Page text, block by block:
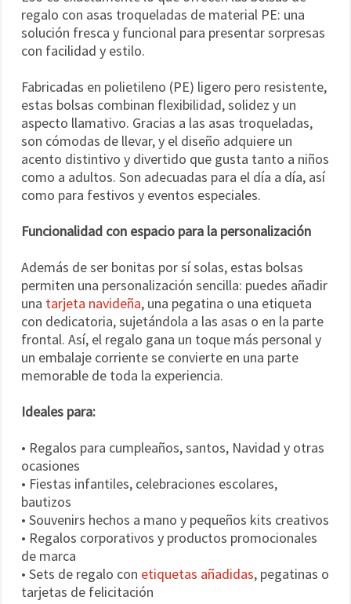
regalo con asas troqueladas de material PE: una
solución fresca y funcional para presentar sorpresas
con facilidad y estilo.
Fabricadas en polietileno (PE) ligero pero resistente,
estas bolsas combinan flexibilidad, solidez y un
aspecto llamativo. Gracias a las asas troqueladas,
son cómodas de llevar, y el diseño adquiere un
acento distintivo y divertido que gusta tanto a niños
como a adultos. Son adecuadas para el día a día, así
como para festivos y eventos especiales.
Funcionalidad con espacio para la personalización
Además de ser bonitas por sí solas, estas bolsas
permiten una personalización sencilla: puedes añadir
una tarjeta navideña, una pegatina o una etiqueta
con dedicatoria, sujetándola a las asas o en la parte
frontal. Así, el regalo gana un toque más personal y
un embalaje corriente se convierte en una parte
memorable de toda la experiencia.
Ideales para:
• Regalos para cumpleaños, santos, Navidad y otras
ocasiones
• Fiestas infantiles, celebraciones escolares,
bautizos
• Souvenirs hechos a mano y pequeños kits creativos
• Regalos corporativos y productos promocionales
de marca
• Sets de regalo con etiquetas añadidas, pegatinas o
tarjetas de felicitación